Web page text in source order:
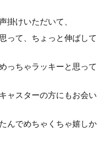
掛けいただいて、
って、ちょっと伸ばして
っちゃラッキーと思って
ャスターの方にもお会い
んでめちゃくちゃ嬉しか